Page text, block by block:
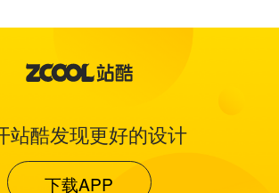
站酷发现更好的设计
下载APP